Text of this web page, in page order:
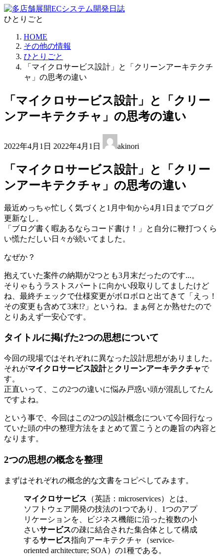
コ
ン
プ
ナ
ビ
動
ひとりごと
HOME
その他の情報
ひとりごと
「マイクロサービス設計」と「クリーンアーキテクチ
ャ」の思考の違い
「マイクロサービス設計」と「クリー
ンアーキテクチャ」の思考の違い
2022年4月1日 終
新
日
時
2022年4月1日 akinori
「マイクロサービス設計」と「クリー
ンアーキテクチャ」の思考の違い
最近めっちゃ忙しく気づくと1月中旬から4月1日までブログ
更新なし。
「ブログ書く暇あるならコード書け！」と自分に鞭打つくら
い慌ただしい日々が続いてました。
なぜか？
抱えていた案件の納期が2つとも3月末だったのです...。
そりゃもうラストスパートに向かい段取りしてましたけど
ね、最終チェックで仕様変更がボロボロと出てきて「えっ！
その変更も含めて3末!?」というね。まぁ何とか熟せたので
とりあえず一安心です。
タイトルに掲げた2つの思想について
今回の現場ではそれぞれに異なった設計思想がありました。
それがマイクロサービス設計と クリーンアーキテクチャで
す。
正直いって、この2つの違いに悩み戸惑い頭が混乱してたん
ですよね。
という事で、今回はこの2つの設計概念について今回行なっ
ていた頭の中の整理方法をまとめて置こうとの趣旨の内容と
なります。
2つの思想の概念を整理
まずはそれぞれの概念的な文書をコピペしてみます。
マイクロサービス （英語：microservices）とは、
ソフトウェア開発の技法の1つであり、1つのアプ
リケーションを、ビジネス機能に沿った複数の小
さいサービスの疎に結合された集合体として構成
するサービス指向アーキテクチャ（service-
oriented architecture; SOA）の1種である。